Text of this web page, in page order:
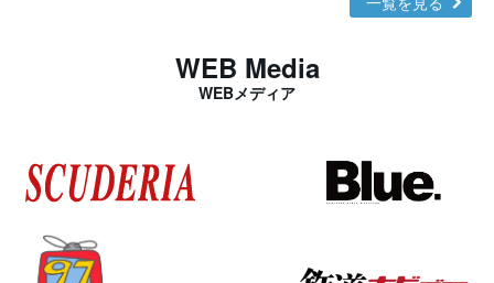
WEB Media
WEBメディア